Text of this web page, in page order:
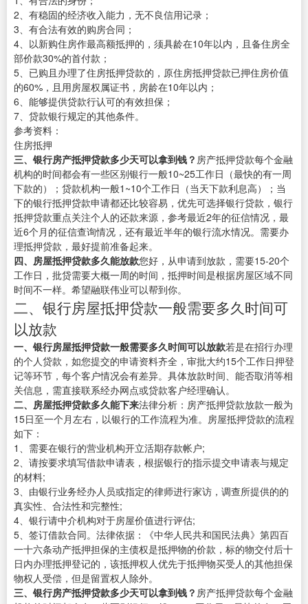
2、有稳固的经济收入能力，无不良信用记录；
3、有合法有效的购房合同；
4、以新购住房作最高额抵押的，须具龄在10年以内，且备住房全
部价款30%的首付款；
5、已购且办理了住房抵押贷款的，原住房抵押贷款已押住房价值
的60%，且用房屋权属证书，房龄在10年以内；
6、能够提供贷款行认可的有效担保；
7、贷款银行规定的其他条件。
参考资料：
住房抵押
三、银行房产抵押贷款多少天可以拿到钱？ 房产抵押贷款每个金融
机构的时间都会有一些区别银行一般10~25工作日（最快的有一周
下款的）；贷款机构一般1~10个工作日（当天下款利息高）；当
下的银行抵押贷款申请都还比较容易，优先可选择银行贷款，银行
抵押贷款重点关注个人的还款来源，参考最近2年的征信情况，最
近6个月的征信查询情况，还有最近半年的银行流水情况。需要办
理抵押贷款，最好提前准备起来。
四、房屋抵押贷款多久能放款您好，从申请到放款，需要15-20个
工作日，批贷需要大概一周的时间，抵押时间是根据房屋区域不同
时间不一样。希望融联伟业可以帮到你。
二、银行房屋抵押贷款一般需要多久时间可
以放款
一、银行房屋抵押贷款一般需要多久时间可以放款若是在招行办理
的个人贷款，如您提交的申请资料齐全，审批大约15个工作日押登
记等环节，每个客户情况会有差异。具体放款时间、能否取消等相
关信息，需直接联系经办网点或贷款客户经理确认。
二、房屋抵押贷款多久能下来法律分析：房产抵押贷款放款一般为
15日至一个月左右，以银行的工作流程为准。房屋抵押贷款的流程
如下：
1、需要在银行的营业机构开立活期存款帐户;
2、请按要求填写借款申请表，根据银行的指示提交申请表与规定
的材料;
3、由银行业务经办人员或指定的律师进行家访，调查所提供的的
真实性、合法性和完整性;
4、银行请中介机构对于房屋价值进行评估;
5、签订借款合同。法律依据：《中华人民共和国民法典》第四百
一十六条动产抵押担保的主债权是抵押物的价款，标的物交付后十
日内办理抵押登记的，该抵押权人优先于抵押物买受人的其他担保
物权人受偿，但是留置权人除外。
三、银行房产抵押贷款多少天可以拿到钱？ 房产抵押贷款每个金融